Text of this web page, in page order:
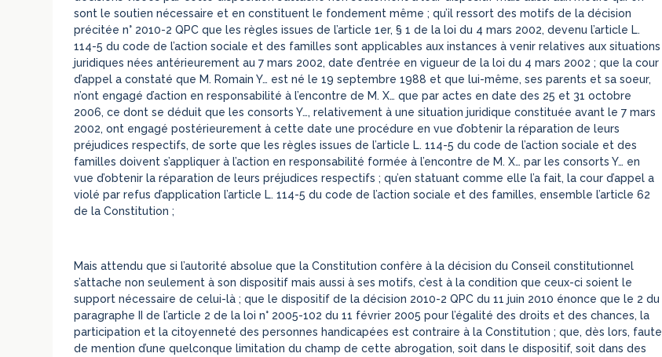
sont le soutien nécessaire et en constituent le fondement même ; qu’il ressort des motifs de la décision
précitée n° 2010-2 QPC que les règles issues de l’article 1er, § 1 de la loi du 4 mars 2002, devenu l’article L.
114-5 du code de l’action sociale et des familles sont applicables aux instances à venir relatives aux situations
juridiques nées antérieurement au 7 mars 2002, date d’entrée en vigueur de la loi du 4 mars 2002 ; que la cour
d’appel a constaté que M. Romain Y… est né le 19 septembre 1988 et que lui-même, ses parents et sa soeur,
n’ont engagé d’action en responsabilité à l’encontre de M. X… que par actes en date des 25 et 31 octobre
2006, ce dont se déduit que les consorts Y…, relativement à une situation juridique constituée avant le 7 mars
2002, ont engagé postérieurement à cette date une procédure en vue d’obtenir la réparation de leurs
préjudices respectifs, de sorte que les règles issues de l’article L. 114-5 du code de l’action sociale et des
familles doivent s’appliquer à l’action en responsabilité formée à l’encontre de M. X… par les consorts Y… en
vue d’obtenir la réparation de leurs préjudices respectifs ; qu’en statuant comme elle l’a fait, la cour d’appel a
violé par refus d’application l’article L. 114-5 du code de l’action sociale et des familles, ensemble l’article 62
de la Constitution ;
Mais attendu que si l’autorité absolue que la Constitution confère à la décision du Conseil constitutionnel
s’attache non seulement à son dispositif mais aussi à ses motifs, c’est à la condition que ceux-ci soient le
support nécessaire de celui-là ; que le dispositif de la décision 2010-2 QPC du 11 juin 2010 énonce que le 2 du
paragraphe II de l’article 2 de la loi n° 2005-102 du 11 février 2005 pour l’égalité des droits et des chances, la
participation et la citoyenneté des personnes handicapées est contraire à la Constitution ; que, dès lors, faute
de mention d’une quelconque limitation du champ de cette abrogation, soit dans le dispositif, soit dans des